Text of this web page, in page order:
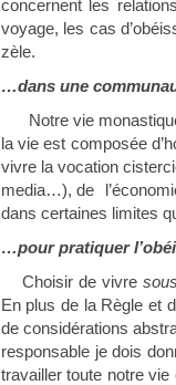
concernent les
voyage, les cas
zèle.
…dans une
Notre vie
la vie est composée
vivre la vocation
media…), de
dans certaines limites
…pour pratiquer
Choisir de vivre
En plus de la Règle et
de considérations
responsable je dois
travailler toute notre